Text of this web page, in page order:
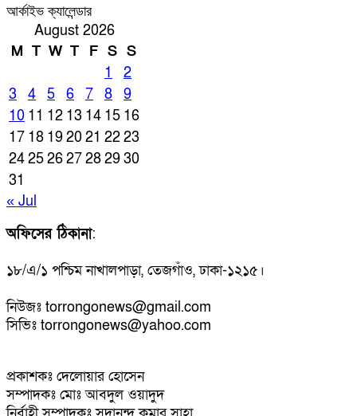
আর্কাইভ ক্যালেন্ডার
August 2026
M T W T F S S
1
2
3
4 5 6 7 8
9
10 11 12 13 14 15 16
17 18 192021 2223
24252627282930
31
« Jul
অফিসের ঠিকানা:
১৮/এ/১ পশ্চিম নাখালপাড়া, তেজগাঁও, ঢাকা-১২১৫।
নিউজঃ torrongonews@gmail.com
সিভিঃ torrongonews@yahoo.com
প্রকাশকঃ দেলোয়ার হোসেন
সম্পাদকঃ মোঃ আবদুল ওয়াদুদ